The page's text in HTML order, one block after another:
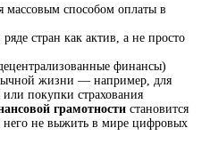
массовым способом оплаты в
стран как актив, а не просто
финансы)
жизни — например, для
покупки страхования
грамотностистановится
не выжить в мире цифровых